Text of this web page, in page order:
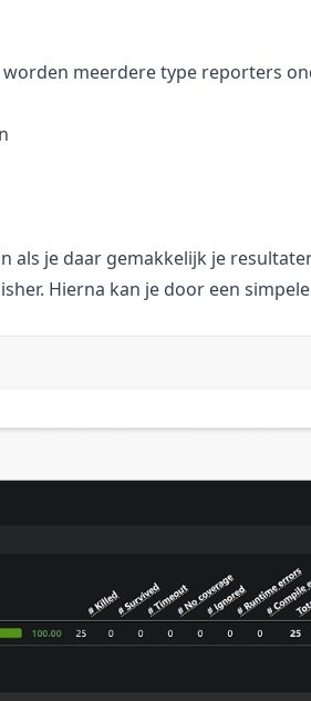
meerdere type reporters
je daar gemakkelijk je
. Hierna kan je door een